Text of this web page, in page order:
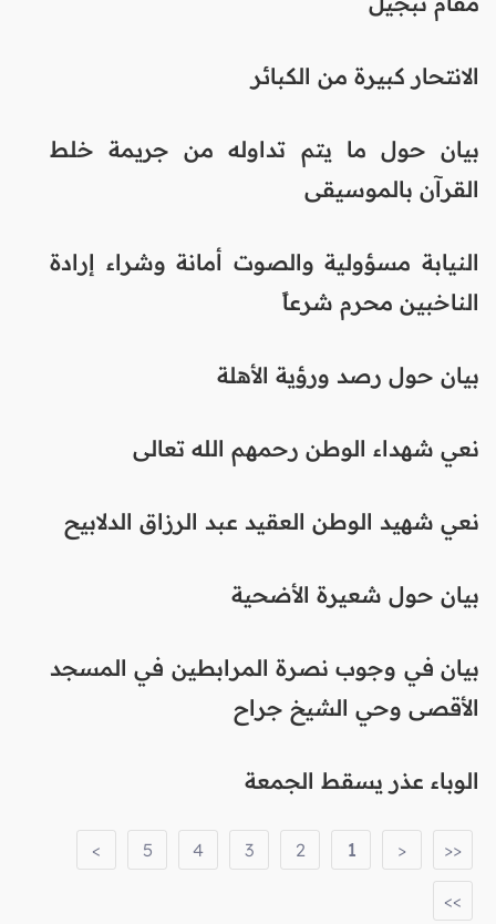
الانتحار كبيرة من الكبائر
بيان حول ما يتم تداوله من جريمة خلط
القرآن بالموسيقى
النيابة مسؤولية والصوت أمانة وشراء إرادة
الناخبين محرم شرعاً
بيان حول رصد ورؤية الأهلة
نعي شهداء الوطن رحمهم الله تعالى
نعي شهيد الوطن العقيد عبد الرزاق الدلابيح
بيان حول شعيرة الأضحية
بيان في وجوب نصرة المرابطين في المسجد
الأقصى وحي الشيخ جراح
الوباء عذر يسقط الجمعة
<<
<
1
2
3
4
5
>
>>